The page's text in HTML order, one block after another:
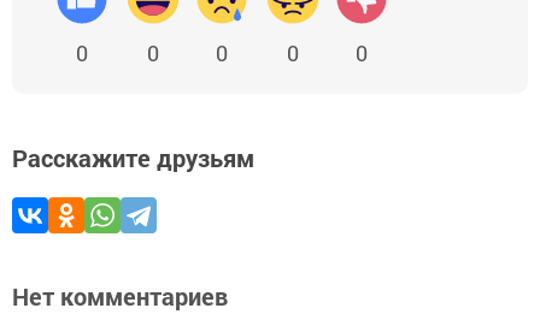
0 0 0 0 0
Расскажите друзьям
Нет комментариев